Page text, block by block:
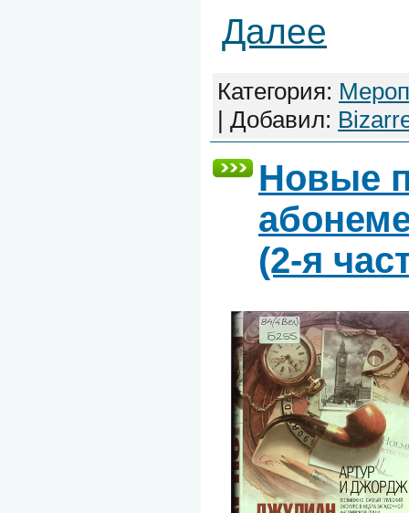
Далее
Категория:
| Добавил:
Новые
(2-я